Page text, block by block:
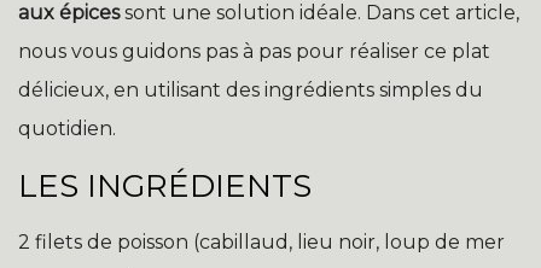
aux épicessont une solution idéale. Dans cet article,
nous vous guidons pas à pas pour réaliser ce plat
délicieux, en utilisant des ingrédients simples du
quotidien.
LES INGRÉDIENTS
2 filets de poisson (cabillaud, lieu noir, loup de mer